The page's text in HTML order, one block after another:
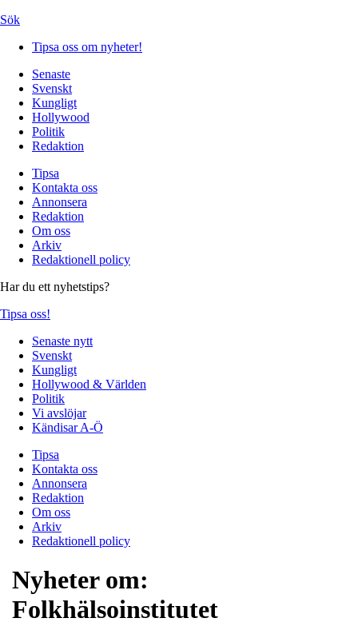
Sök
Tipsa oss om nyheter!
Senaste
Svenskt
Kungligt
Hollywood
Politik
Redaktion
Tipsa
Kontakta oss
Annonsera
Redaktion
Om oss
Arkiv
Redaktionell policy
Har du ett nyhetstips?
Tipsa oss!
Senaste nytt
Svenskt
Kungligt
Hollywood & Världen
Politik
Vi avslöjar
Kändisar A-Ö
Tipsa
Kontakta oss
Annonsera
Redaktion
Om oss
Arkiv
Redaktionell policy
Nyheter om:
Folkhälsoinstitutet